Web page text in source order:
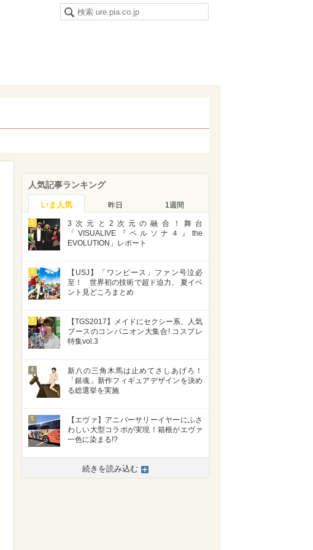
人気記事ランキング
いま人気 昨日 1週間
1
3次元と2次元の融合！舞台
「VISUALIVE『ペルソナ４』the
EVOLUTION」レポート
2
【USJ】「ワンピース」ファン号泣必
至！ 世界初の技術で超ド迫力、 夏イベ
ント見どころまとめ
3
【TGS2017】メイドにセクシー系、人気
ブースのコンパニオン大集合! コスプレ
特集vol.3
4
新八の三角木馬は止めてさしあげろ！
「銀魂」新作フィギュアデザインを決め
る総選挙を実施
5
【エヴァ】アニバーサリーイヤーにふさ
わしい大型コラボが実現！箱根がエヴァ
一色に染まる!?
続きを読み込む